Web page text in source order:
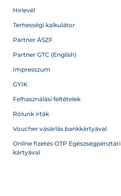
Hírlevél
Terhességi kalkulátor
Partner ÁSZF
Partner GTC (English)
Impresszum
GYIK
Felhasználási feltételek
Rólunk írták
Voucher vásárlás bankkártyával
Online fizetés OTP Egészségpénztári
kártyával